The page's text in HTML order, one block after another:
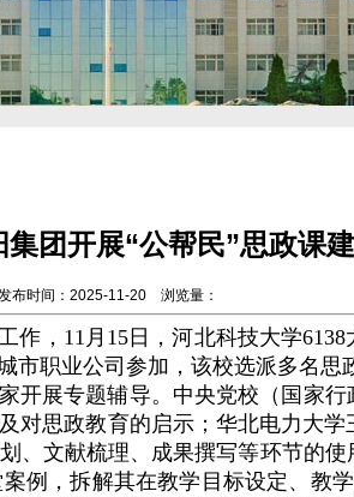
团开展“公帮民”思政课
布时间：2025-11-20 浏览量：
，11月15日，河北科技大学
市职业公司参加，该校选派多名思
开展专题辅导。中央党校（国家
对思政教育的启示；华北电力大
文献梳理、成果撰写等环节的
例，拆解其在教学目标设定、教